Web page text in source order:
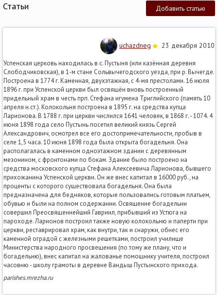
Добавить статью
Статьи
uchazdneg 23 декабря 2010
Успенская церковь находилась в с. Пустыня (или казённая деревня
Слободчиковская), в 1-м стане Сольвычегодского уезда, при р. Вычегде.
Построена в 1774 г. Каменная, двухэтажная, с 4-мя престолами. 16 июля
1896 г. при Успенской церкви был освящён вновь построенный
придельный храм в честь прп. Стефана игумена Триглийского (память 10
апреля н.ст.). Колокольня построена в 1895 г. на средства купца
Ларионова. В 1788 г. при церкви числился 1641 человек, в 1868 г. - 1074. 4
июня 1898 года село Пустынь посетил великий князь Сергей
Александрович, осмотрел все его достопримечательности, пробыв в
селе 1,5 часа. 10 июня 1898 года была открыта богадельня. Она
располагалась в каменном одноэтажном здании с деревянным
мезонином, с фронтонами по бокам. Здание было построено на
средства московского купца Стефана Алексеевича Ларионова, бывшего
прихожанина Успенской церкви. Он же внес капитал в 16000 руб., на
проценты с которого существовала богадельня. Она была
предназначена для бедняков, которые пользовались готовым платьем,
обувью и были на полном содержании. Освящение богадельни
совершил Преосвященнейший Гавриил, прибывший из Устюга на
пароходе. Ларионов построил также новую колокольню и паперти при
церкви, реставрировал храм, как внутри, так и снаружи, обнес его
каменной оградой с железными решетками, построил училище
Министерства народного просвещения (по тому же плану, что и
богадельню), внес капитал на жалованье помощнику учителя, построил
часовню - школу грамоты в деревне Вандыш Пустынского прихода.
parishes.mrezha.ru